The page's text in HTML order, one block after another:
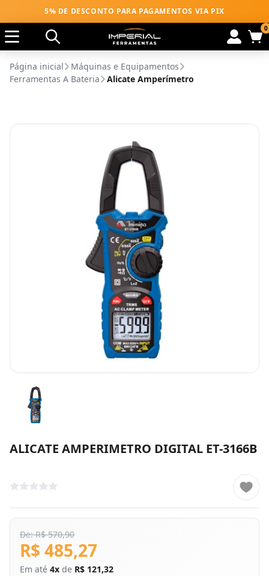
5% DE DESCONTO PARA PAGAMENTOS VIA PIX
0
Página inicial
Máquinas e Equipamentos
Ferramentas A Bateria
Alicate Amperímetro
ALICATE AMPERIMETRO DIGITAL ET-3166B
De: R$ 570,90
R$ 485,27
Em até 4x de R$ 121,32